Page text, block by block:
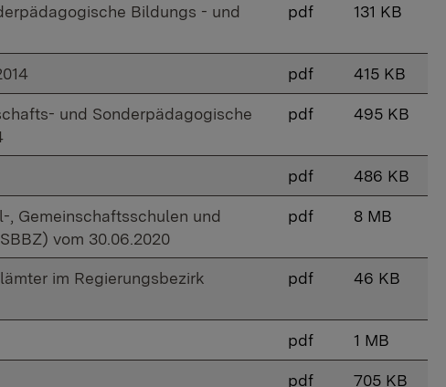
Bildungs - und
pdf 131 KB
pdf 415 KB
und Sonderpädagogische
pdf 495 KB
pdf 486 KB
, Gemeinschaftsschulen und
vom 30.06.2020
pdf 8 MB
im Regierungsbezirk
pdf 46 KB
pdf 1 MB
pdf 705 KB